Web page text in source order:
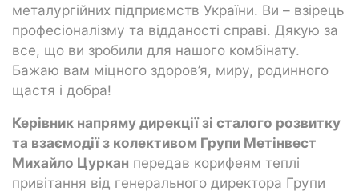
металургійних підприємств України. Ви – взірець
професіоналізму та відданості справі. Дякую за
все, що ви зробили для нашого комбінату.
Бажаю вам міцного здоров’я, миру, родинного
щастя і добра!
Керівник напряму дирекції зі сталого розвитку
та взаємодії з колективом Групи Метінвест
Михайло Цуркан передав корифеям теплі
привітання від генерального директора Групи